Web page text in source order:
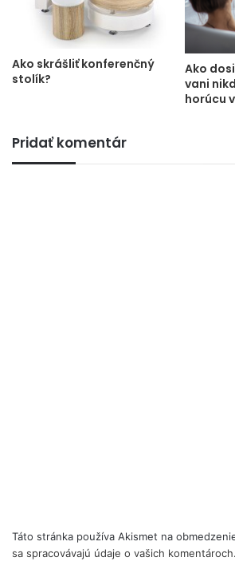
Ako skrášliť konferenčný
stolík?
Ako
vani
horúcu
Pridať komentár
Táto stránka používa Akismet na
sa spracovávajú údaje o vašich komentároch.